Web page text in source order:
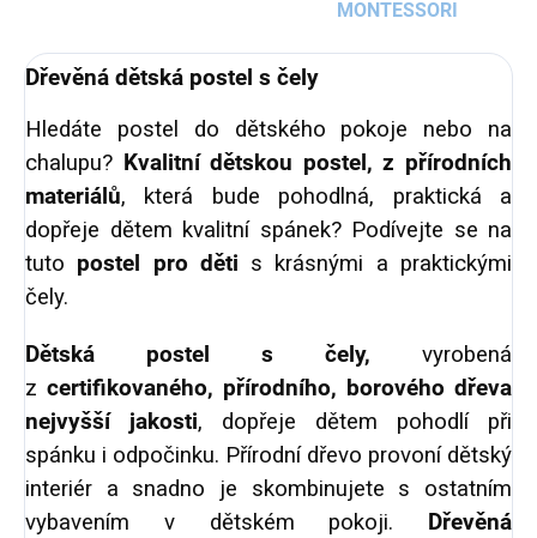
MONTESSORI
Dřevěná dětská postel s čely
Hledáte postel do dětského pokoje nebo na
chalupu? Kvalitní dětskou postel, z přírodních
materiálů, která bude pohodlná, praktická a
dopřeje dětem kvalitní spánek? Podívejte se na
tuto postel pro děti s krásnými a praktickými
čely.
Dětská postel s čely, vyrobená
z certifikovaného, přírodního, borového dřeva
nejvyšší jakosti, dopřeje dětem pohodlí při
spánku i odpočinku. Přírodní dřevo provoní dětský
interiér a snadno je skombinujete s ostatním
vybavením v dětském pokoji. Dřevěná